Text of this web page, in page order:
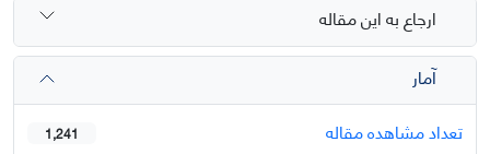
ارجاع به این مقاله
آمار
تعداد مشاهده مقاله
1,241